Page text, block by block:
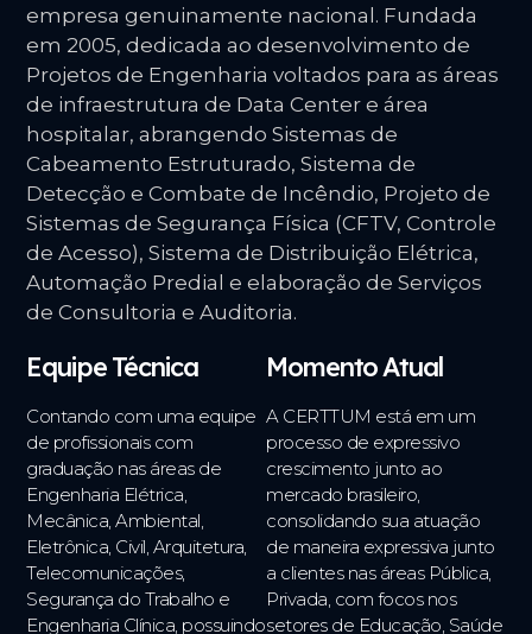
empresa genuinamente nacional. Fundada
em 2005, dedicada ao desenvolvimento de
Projetos de Engenharia voltados para as áreas
de infraestrutura de Data Center e área
hospitalar, abrangendo Sistemas de
Cabeamento Estruturado, Sistema de
Detecção e Combate de Incêndio, Projeto de
Sistemas de Segurança Física (CFTV, Controle
de Acesso), Sistema de Distribuição Elétrica,
Automação Predial e elaboração de Serviços
de Consultoria e Auditoria.
Equipe Técnica
Contando com uma equipe
de profissionais com
graduação nas áreas de
Engenharia Elétrica,
Mecânica, Ambiental,
Eletrônica, Civil, Arquitetura,
Telecomunicações,
Segurança do Trabalho e
Engenharia Clínica, possuindo
Momento Atual
A CERTTUM está em um
processo de expressivo
crescimento junto ao
mercado brasileiro,
consolidando sua atuação
de maneira expressiva junto
a clientes nas áreas Pública,
Privada, com focos nos
setores de Educação, Saúde